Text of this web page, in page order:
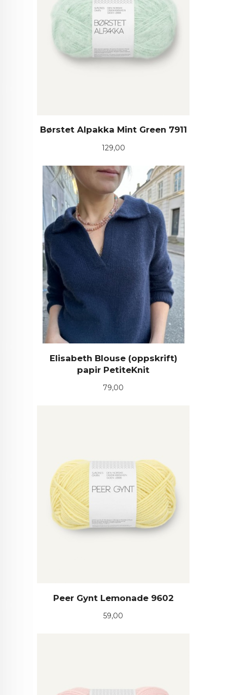
Børstet Alpakka Mint Green 7911
Pris
129,00
Elisabeth Blouse (oppskrift)
papir PetiteKnit
Pris
79,00
Peer Gynt Lemonade 9602
Pris
59,00